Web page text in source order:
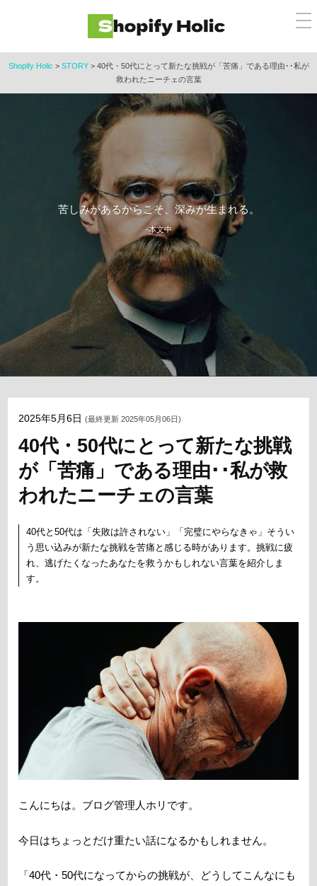
ン
メ
ニ
ー
Shopify Holic > STORY> 40代・50代にとって新たな挑戦が「苦痛」である理由･･私が
救われたニーチェの言葉
苦しみがあるからこそ、深みが生まれる。
-本文中
2025年5月6日 (最終更新 2025年05月06日)
40代・50代にとって新たな挑戦
が「苦痛」である理由･･私が救
われたニーチェの言葉
40代と50代は「失敗は許されない」「完璧にやらなきゃ」そうい
う思い込みが新たな挑戦を苦痛と感じる時があります。挑戦に疲
れ、逃げたくなったあなたを救うかもしれない言葉を紹介しま
す。
こんにちは。ブログ管理人ホリです。
今日はちょっとだけ重たい話になるかもしれません。
「40代・50代になってからの挑戦が、どうしてこんなにも